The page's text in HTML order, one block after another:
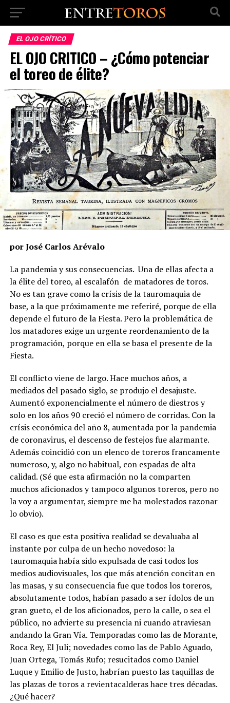
EL OJO CRÍTICO
EL OJO CRITICO – ¿Cómo potenciar
el toreo de élite?
por José Carlos Arévalo
La pandemia y sus consecuencias. Una de ellas afecta a
la élite del toreo, al escalafón de matadores de toros.
No es tan grave como la crísis de la tauromaquia de
base, a la que próximamente me referiré, porque de ella
depende el futuro de la Fiesta. Pero la problemática de
los matadores exige un urgente reordenamiento de la
programación, porque en ella se basa el presente de la
Fiesta.
El conflicto viene de largo. Hace muchos años, a
mediados del pasado siglo, se produjo el desajuste.
Aumentó exponencialmente el número de diestros y
solo en los años 90 creció el número de corridas. Con la
crísis económica del año 8, aumentada por la pandemia
de coronavirus, el descenso de festejos fue alarmante.
Además coincidió con un elenco de toreros francamente
numeroso, y, algo no habitual, con espadas de alta
calidad. (Sé que esta afirmación no la comparten
muchos aficionados y tampoco algunos toreros, pero no
la voy a argumentar, siempre me ha molestados razonar
lo obvio).
El caso es que esta positiva realidad se devaluaba al
instante por culpa de un hecho novedoso: la
tauromaquia había sido expulsada de casi todos los
medios audiovisuales, los que más atención concitan en
las masas, y su consecuencia fue que todos los toreros,
absolutamente todos, habían pasado a ser ídolos de un
gran gueto, el de los aficionados, pero la calle, o sea el
público, no advierte su presencia ni cuando atraviesan
andando la Gran Vía. Temporadas como las de Morante,
Roca Rey, El Juli; novedades como las de Pablo Aguado,
Juan Ortega, Tomás Rufo; resucitados como Daniel
Luque y Emilio de Justo, habrían puesto las taquillas de
las plazas de toros a revientacalderas hace tres décadas.
¿Qué hacer?